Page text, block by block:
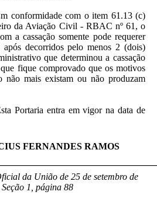
conformidade com o item 61.13 (c)
da Aviação Civil - RBAC nº 61, o
a cassação somente pode requerer
após decorridos pelo menos 2 (dois)
que determinou a cassação
fique comprovado que os motivos
não mais existam ou não produzam
Portaria entra em vigor na data de
FERNANDES RAMOS
da União de 25 de setembro de
1, página 88